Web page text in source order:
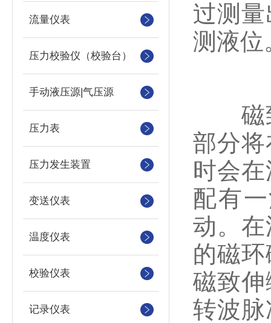
流量仪表
压力校验仪（校验台）
手动液压源|气压源
压力表
压力发生装置
变送仪表
温度仪表
校验仪表
记录仪表
过测
测液位
磁致
部分
时会
配有
动。
的磁
磁致
转波